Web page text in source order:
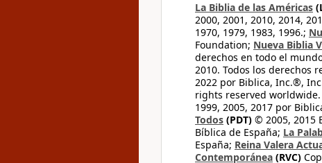
La Biblia de las Américas
2000, 2001, 2010, 2014,
1970, 1979, 1983, 1996.;
Foundation; Nueva Biblia
derechos en todo el
2010. Todos los derechos
2022 por Biblica, Inc.®,
rights reserved worldwide.
1999, 2005, 2017 por
Todos (PDT) © 2005, 2015
Bíblica de España; La
España; Reina Valera
Contemporánea (RVC)